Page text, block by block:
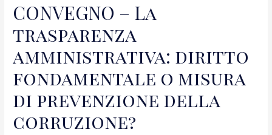
CONVEGNO – La
trasparenza
amministrativa: diritto
fondamentale o misura
di prevenzione della
corruzione?